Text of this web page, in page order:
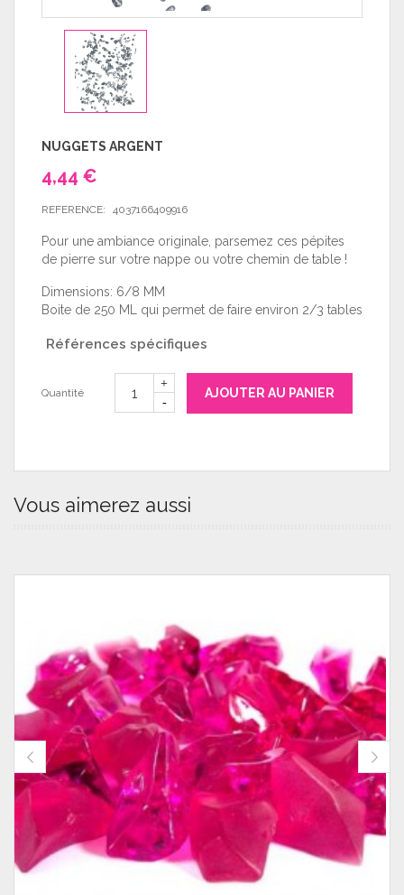
NUGGETS ARGENT
4,44 €
REFERENCE: 4037166409916
Pour une ambiance originale, parsemez ces pépites
de pierre sur votre nappe ou votre chemin de table !
Dimensions: 6/8 MM
Boite de 250 ML qui permet de faire environ 2/3 tables
Références spécifiques
Quantité AJOUTER AU PANIER
Vous aimerez aussi